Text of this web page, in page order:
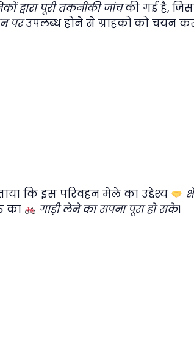
द्वारा पूरी तकनीकी जांचकी गई है,
परउपलब्ध होने से ग्राहकों को चयन
कि इस परिवहन मेले का उद्देश्य
का गाड़ी लेने का सपना पूरा हो सके।